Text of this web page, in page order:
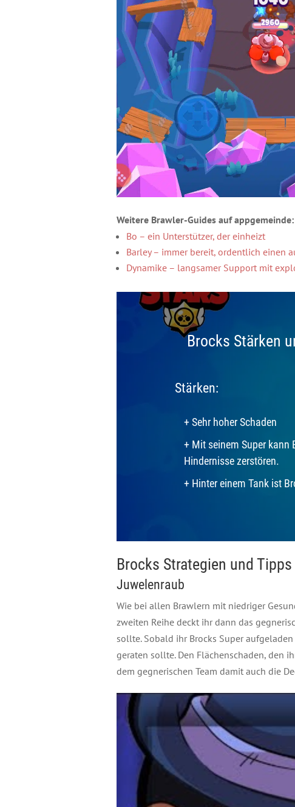
Weitere Brawler-Guides auf appgemeinde:
Bo – ein Unterstützer, der einheizt
Barley – immer bereit, ordentlich einen
Dynamike – langsamer Support mit
Brocks Stärken
Stärken:
+ Sehr hoher Schaden
+ Mit seinem Super kann
Hindernisse zerstören.
+ Hinter einem Tank ist
Brocks Strategien und Tipps
Juwelenraub
Wie bei allen Brawlern mit niedriger
zweiten Reihe deckt ihr dann das
sollte. Sobald ihr Brocks Super
geraten sollte. Den Flächenschaden, den
dem gegnerischen Team damit auch die